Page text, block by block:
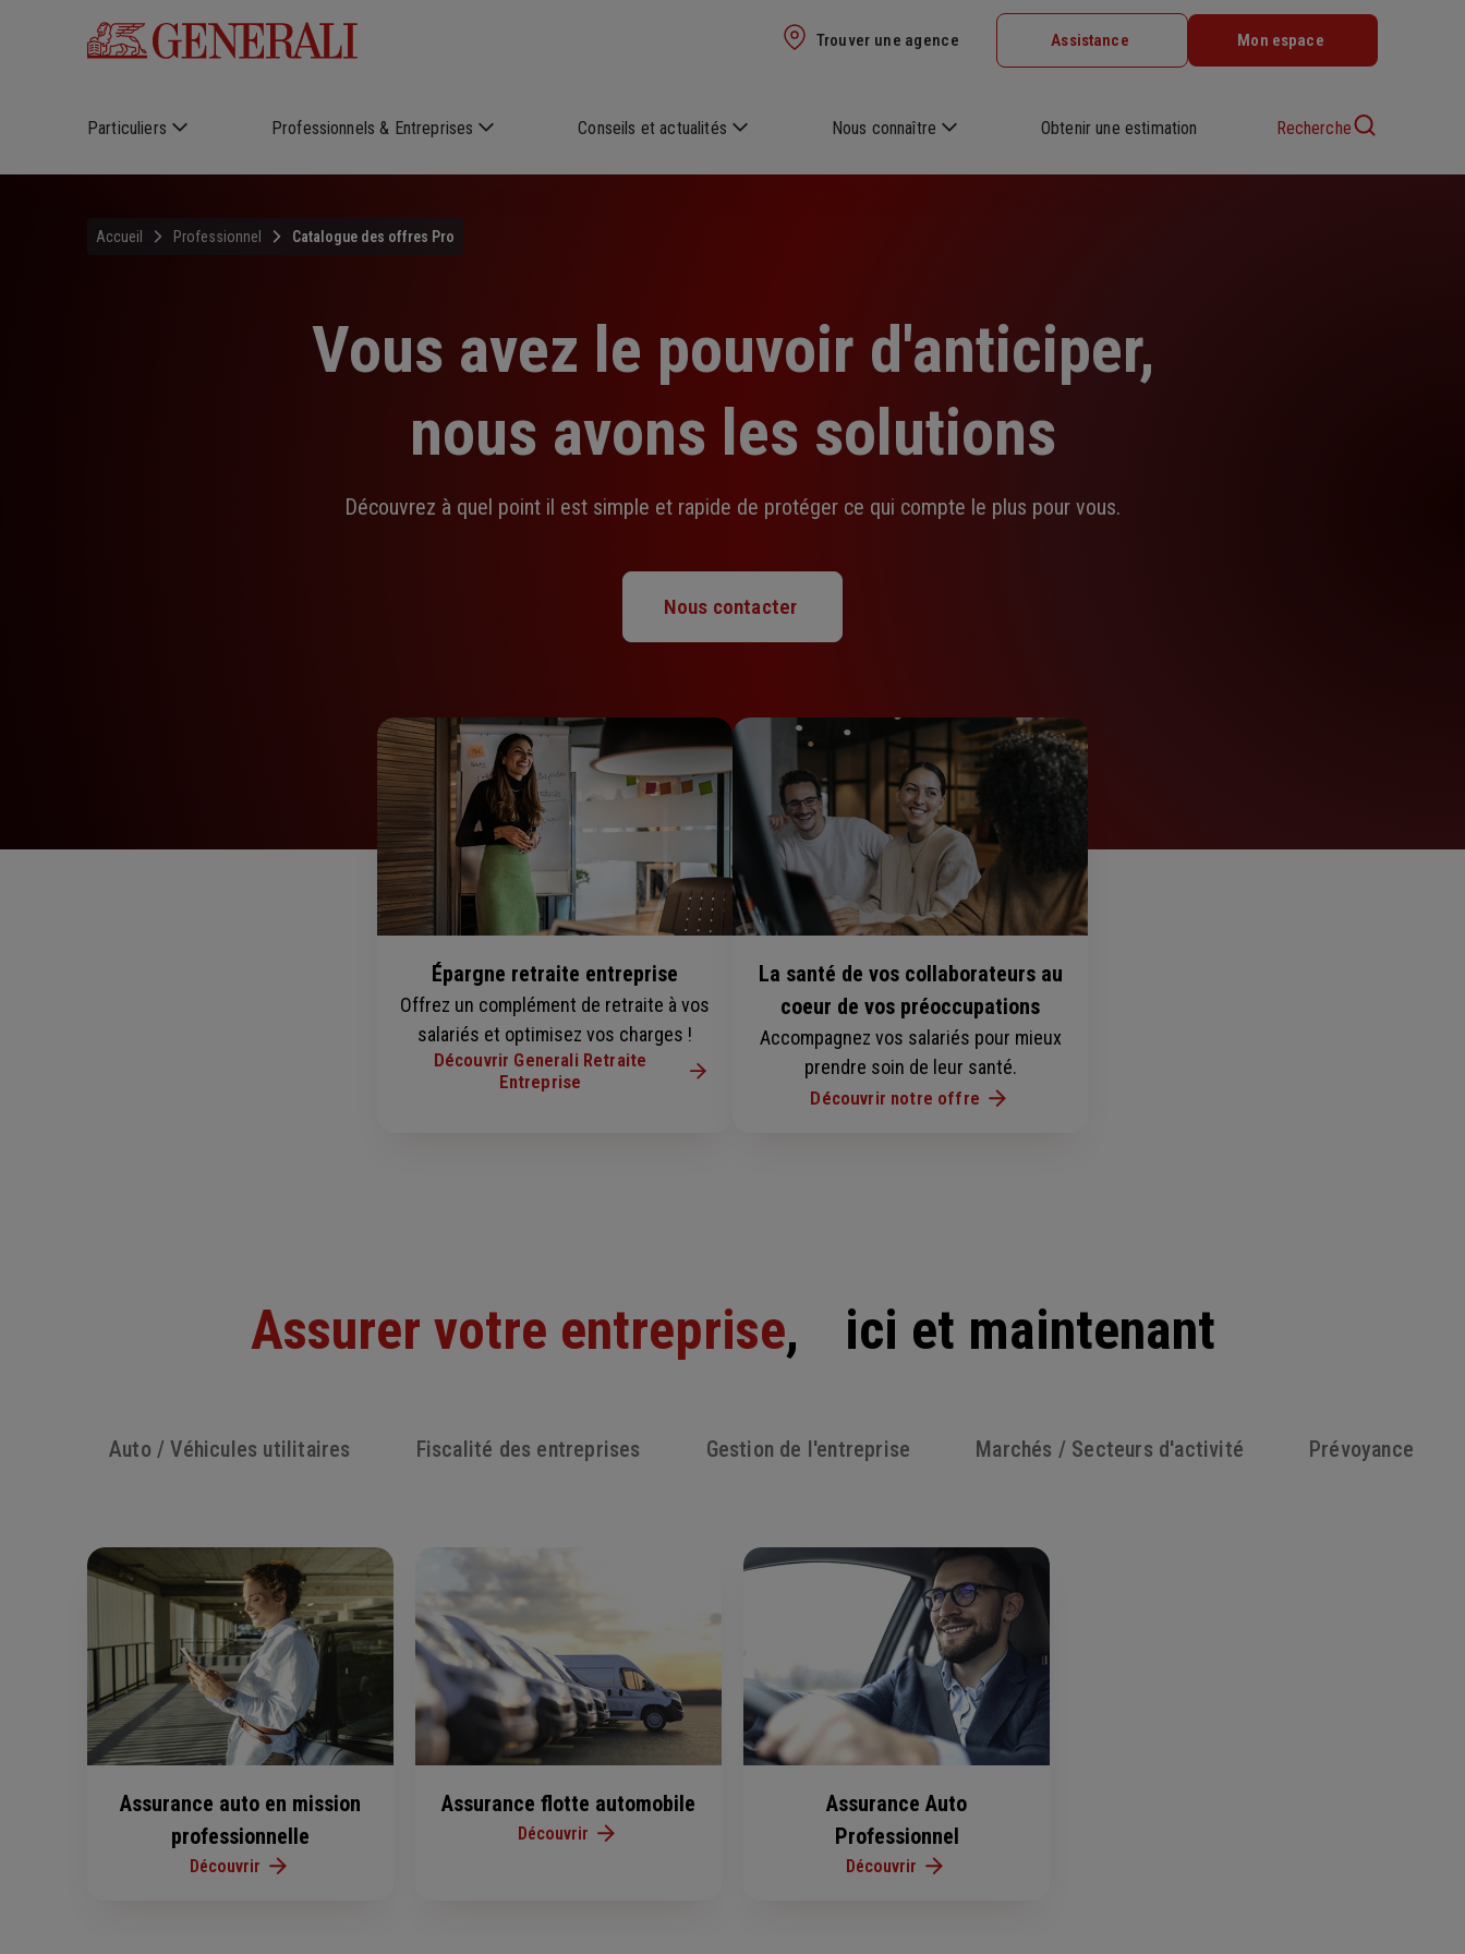
Trouver une agence Assistance Mon espace
Particuliers Professionnels & Entreprises Conseils et actualités Nous connaître Obtenir une estimation Recherche
Accueil Professionnel Catalogue des offres Pro
Vous avez le pouvoir d'anticiper,
nous avons les solutions
Découvrez à quel point il est simple et rapide de protéger ce qui compte le plus pour vous.
Nous contacter
Épargne retraite entreprise
Offrez un complément de retraite à vos
salariés et optimisez vos charges !
Découvrir Generali Retraite
Entreprise
La santé de vos collaborateurs au
coeur de vos préoccupations
Accompagnez vos salariés pour mieux
prendre soin de leur santé.
Découvrir notre offre
Assurer votre entreprise, ici et maintenant
Auto / Véhicules utilitaires Fiscalité des entreprises Gestion de l'entreprise Marchés / Secteurs d'activité Prévoyance
Assurance auto en mission
professionnelle
Découvrir
Assurance flotte automobile
Découvrir
Assurance Auto
Professionnel
Découvrir